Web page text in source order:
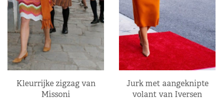
Kleurrijke zigzag van
Missoni
Jurk met aangeknipte
volant van Iversen